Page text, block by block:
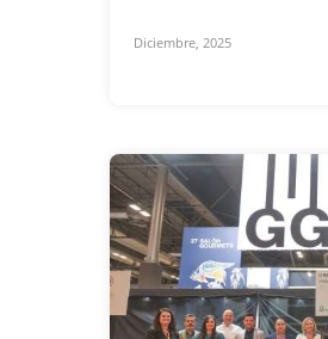
Diciembre, 2025